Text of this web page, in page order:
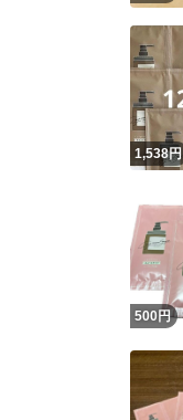
1,538円
500 円